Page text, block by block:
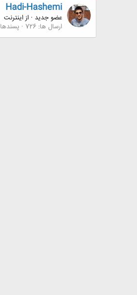
Hadi-Hashemi
عضو جدید · ازاینترنت
ارسال ها 726 پسندها